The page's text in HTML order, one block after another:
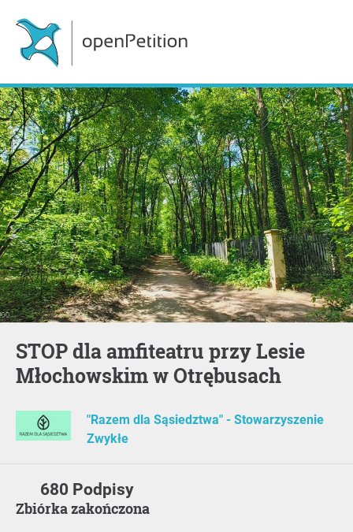
STOP dla amfiteatru przy Lesie
Młochowskim w Otrębusach
"Razem dla Sąsiedztwa" - Stowarzyszenie
Zwykłe
680 Podpisy
Zbiórka zakończona